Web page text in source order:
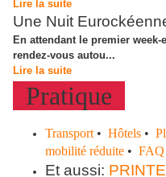
Lire la suite
Une Nuit
En attendant le premier
rendez-vous autou...
Lire la suite
Pratique
Transport • Hôtels •
mobilité réduite • FAQ
Et aussi: